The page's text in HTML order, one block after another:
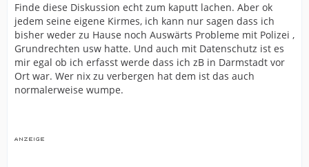
Finde diese Diskussion echt zum kaputt lachen. Aber ok
jedem seine eigene Kirmes, ich kann nur sagen dass ich
bisher weder zu Hause noch Auswärts Probleme mit Polizei ,
Grundrechten usw hatte. Und auch mit Datenschutz ist es
mir egal ob ich erfasst werde dass ich zB in Darmstadt vor
Ort war. Wer nix zu verbergen hat dem ist das auch
normalerweise wumpe.